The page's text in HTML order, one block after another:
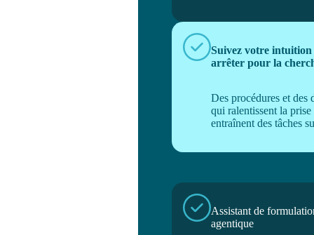
Suivez votre intuition
arrêter pour la
Des procédures et des
qui ralentissent la
entraînent des tâches
Assistant de
agentique